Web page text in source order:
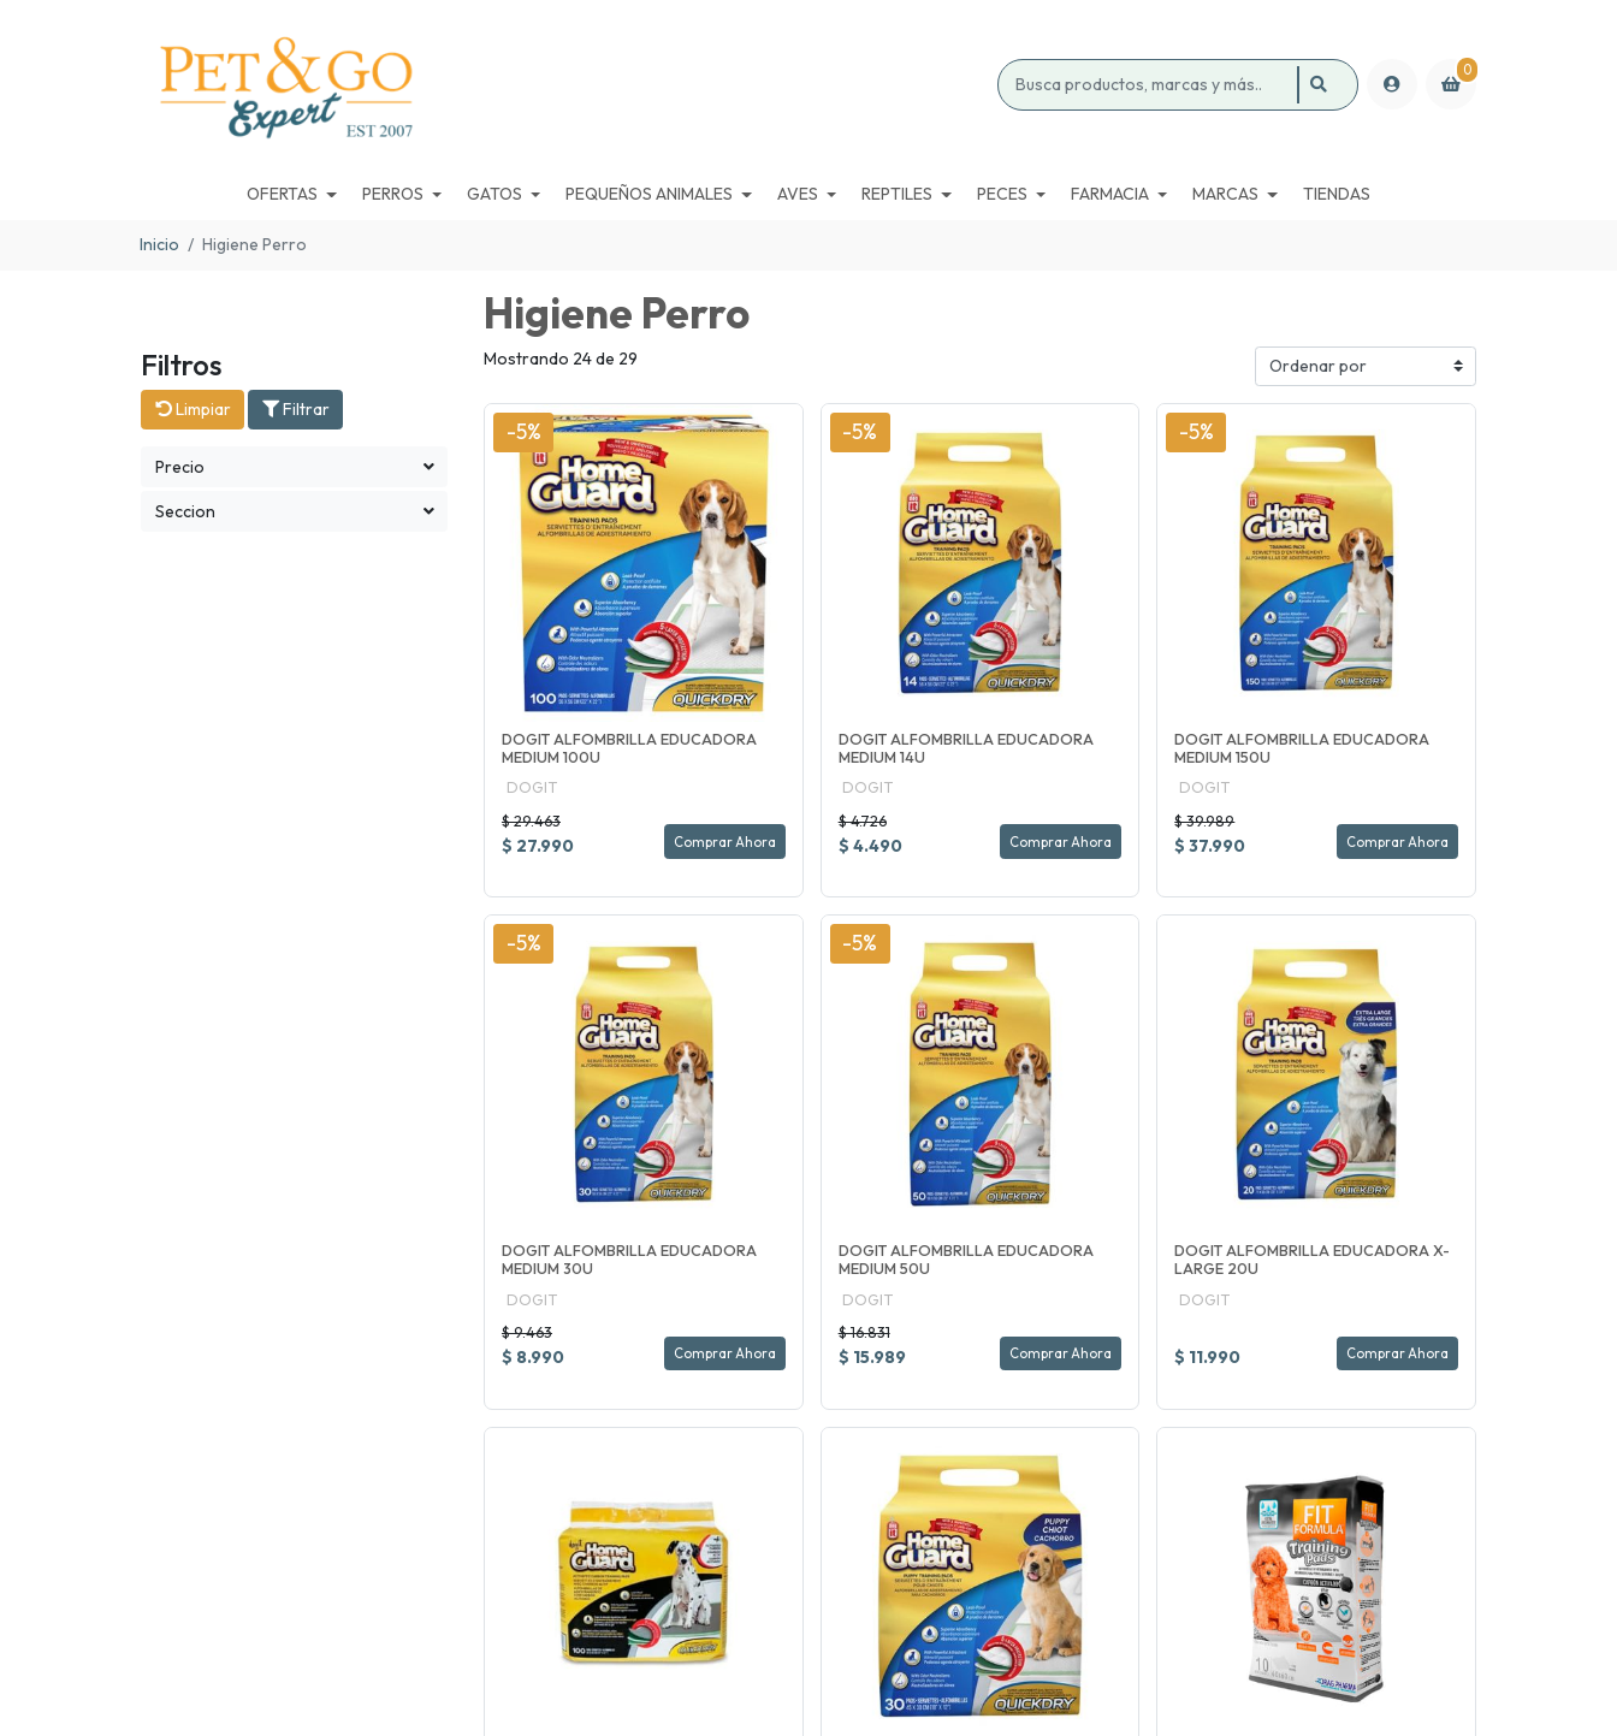
0
OFERTAS PERROS GATOS PEQUEÑOS ANIMALES AVES REPTILES PECES FARMACIA MARCAS TIENDAS
Inicio Higiene Perro
Higiene Perro
Filtros
Limpiar Filtrar
Precio
Seccion
Mostrando 24 de 29
-5%
DOGIT ALFOMBRILLA EDUCADORA
MEDIUM 100U
DOGIT
$ 29.463
$ 27.990 Comprar Ahora
-5%
DOGIT ALFOMBRILLA EDUCADORA
MEDIUM 14U
DOGIT
$ 4.726
$ 4.490 Comprar Ahora
-5%
DOGIT ALFOMBRILLA EDUCADORA
MEDIUM 150U
DOGIT
$ 39.989
$ 37.990 Comprar Ahora
-5%
DOGIT ALFOMBRILLA EDUCADORA
MEDIUM 30U
DOGIT
$ 9.463
$ 8.990 Comprar Ahora
-5%
DOGIT ALFOMBRILLA EDUCADORA
MEDIUM 50U
DOGIT
$ 16.831
$ 15.989 Comprar Ahora
DOGIT ALFOMBRILLA EDUCADORA X-
LARGE 20U
DOGIT
$ 11.990 Comprar Ahora